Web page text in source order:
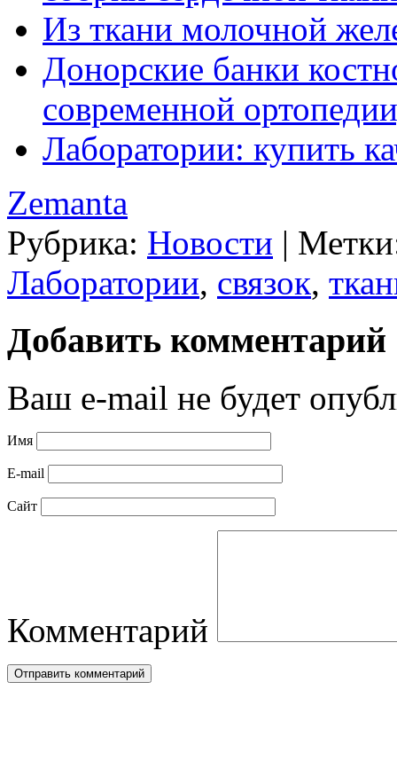
Из ткани молочной
Донорские банки
современной
Лаборатории: купить
Zemanta
Рубрика: Новости |
Лаборатории, связок,
Добавить комментарий
Ваш e-mail не будет
Имя
E-mail
Сайт
Комментарий